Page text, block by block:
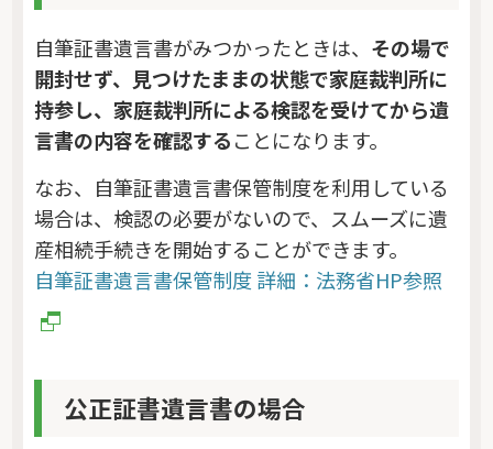
自筆証書遺言書がみつかったときは、 その場で
開封せず、見つけたままの状態で家庭裁判所に
持参し、家庭裁判所による検認を受けてから遺
言書の内容を確認することになります。
なお、自筆証書遺言書保管制度を利用している
場合は、検認の必要がないので、スムーズに遺
産相続手続きを開始することができます。
自筆証書遺言書保管制度 詳細：法務省HP参照
公正証書遺言書の場合